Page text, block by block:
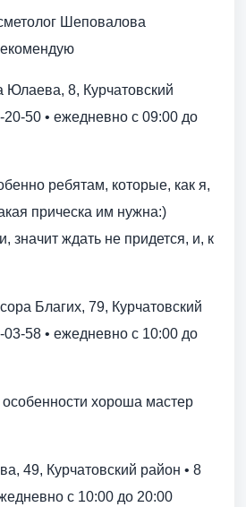
Шеповалова
Юлаева, 8, Курчатовский
20-50 • ежедневно с 09:00 до
ребятам, которые, как я,
прическа им нужна:)
значит ждать не придется, и, к
Благих, 79, Курчатовский
03-58 • ежедневно с 10:00 до
хороша мастер
49, Курчатовский район • 8
с 10:00 до 20:00